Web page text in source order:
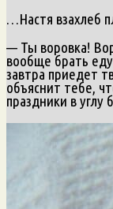
…Настя взахлеб
— Ты воровка!
вообще брать
завтра приедет
объяснит тебе,
праздники в углу